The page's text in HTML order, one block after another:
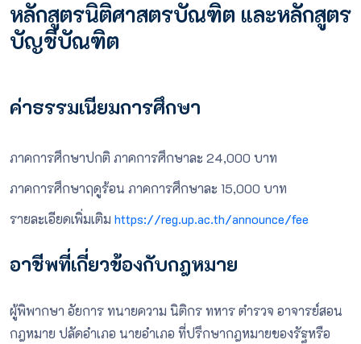
หลักสูตรนิติศาสตรบัณฑิต และหลักสูตร
บัญชีบัณฑิต
ค่าธรรมเนียมการศึกษา
ภาคการศึกษาปกติ ภาคการศึกษาละ 24,000 บาท
ภาคการศึกษาฤดูร้อน ภาคการศึกษาละ 15,000 บาท
รายละเอียดเพิ่มเติม https://reg.up.ac.th/announce/fee
อาชีพที่เกี่ยวข้องกับกฎหมาย
ผู้พิพากษา อัยการ ทนายความ นิติกร ทหาร ตำรวจ อาจารย์สอน
กฎหมาย ปลัดอำเภอ นายอำเภอ ที่ปรึกษากฎหมายของรัฐหรือ